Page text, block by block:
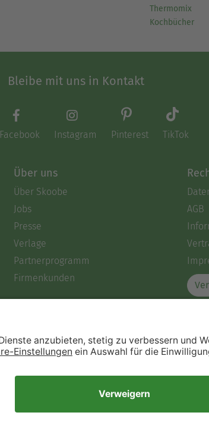
Thermomix
Kochbücher
Bleibe mit uns in Kontakt
Facebook Instagram Pinterest TikTok
Über uns
Über Skoobe
Jobs
Presse
Verlage
Partnerprogramm
Firmenkunden
AGB
Immer ein gutes Buch